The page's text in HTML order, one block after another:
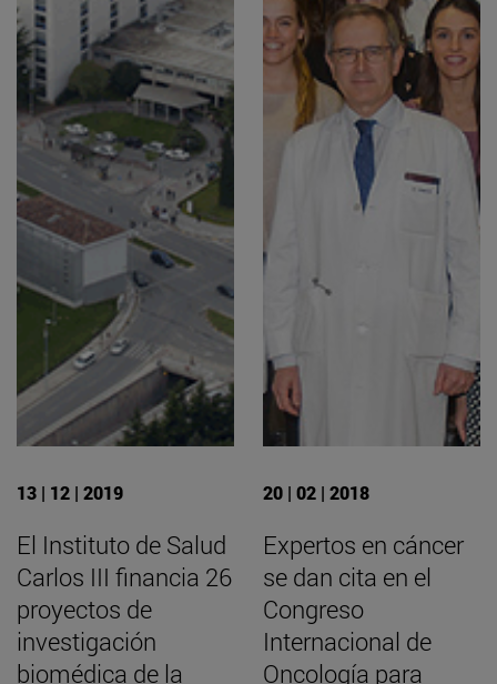
13 | 12 | 2019
El Instituto de Salud
Carlos III financia 26
proyectos de
investigación
biomédica de la
20 | 02 | 2018
Expertos en cáncer
se dan cita en el
Congreso
Internacional de
Oncología para